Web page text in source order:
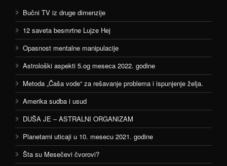
Bučni TV iz druge dimenzije
12 saveta besmrtne Lujze Hej
Opasnost mentalne manipulacije
Astrološki aspekti 5.og meseca 2022. godine
Metoda „Čaša vode“ za rešavanje problema i ispunjenje želja.
Amerika sudba i usud
DUŠA JE – ASTRALNI ORGANIZAM
Planetarni uticaji u 10. mesecu 2021. godine
Šta su Mesečevi čvorovi?